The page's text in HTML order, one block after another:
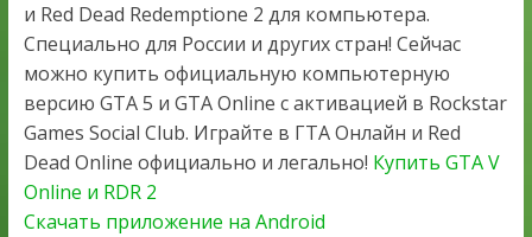
и Red Dead Redemptione 2 для компьютера.
Специально для России и других стран! Сейчас
можно купить официальную компьютерную
версию GTA 5 и GTA Online с активацией в Rockstar
Games Social Club. Играйте в ГТА Онлайн и Red
Dead Online официально и легально! Купить GTA V
Online и RDR 2
Скачать приложение на Android